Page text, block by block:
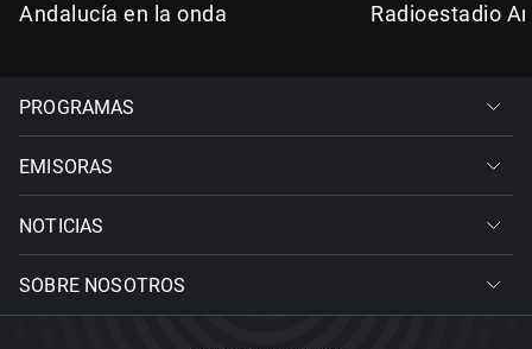
Andalucía en la onda Radioestadio
PROGRAMAS
EMISORAS
NOTICIAS
SOBRE NOSOTROS